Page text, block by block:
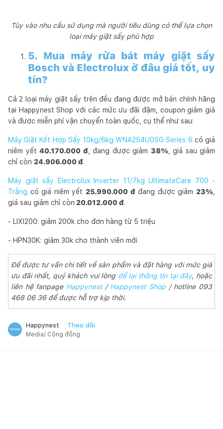
Tùy vào nhu cầu sử dụng mà người tiêu dùng có thể lựa chọn
loại máy giặt sấy phù hợp
5. Mua máy rửa bát máy giặt sấy
Bosch và Electrolux ở đâu giá tốt, uy
tín?
Cả 2 loại máy giặt sấy trên đều đang được mở bán chính hãng
tại Happynest Shop với các mức ưu đãi đậm, coupon giảm giá
và được miễn phí vận chuyển toàn quốc, cụ thể như sau:
Máy Giặt Kết Hợp Sấy 10kg/6kg WNA254U0SG Series 6 có giá
niêm yết 40.170.000 đ, đang được giảm 38%, giá sau giảm
chỉ còn 24.906.000 đ.
Máy giặt sấy Electrolux Inverter 11/7kg UltimateCare 700 -
Trắng có giá niêm yết 25.990.000 đđang được giảm 23%
giá sau giảm chỉ còn 20.012.000 đ.
- LIXI200: giảm 200k cho đơn hàng từ 5 triệu
- HPN30K: giảm 30k cho thành viên mới
Để được tư vấn chi tiết về sản phẩm và đặt hàng với mức giá
ưu đãi nhất, quý khách vui lòng để lại thông tin tại đây, hoặc
liên hệ fanpage Happynest/ Happynest Shop / hotline 093
468 06 36 để được hỗ trợ kịp thời.
Happynest Theo dõi
Media/ Cộng đồng